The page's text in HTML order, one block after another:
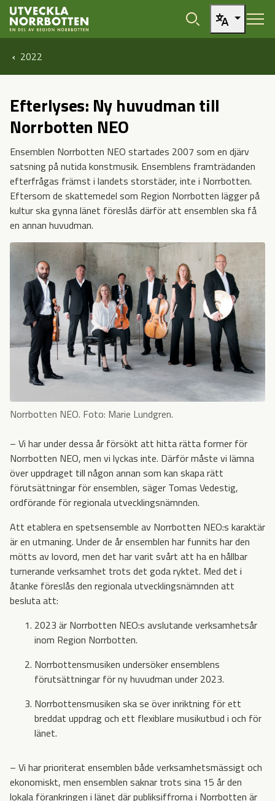
Öppna sidans huvudnavigering
Hoppa till sidans innehåll
2022
Efterlyses: Ny huvudman till
Norrbotten NEO
Ensemblen Norrbotten NEO startades 2007 som en djärv
satsning på nutida konstmusik. Ensemblens framträdanden
efterfrågas främst i landets storstäder, inte i Norrbotten.
Eftersom de skattemedel som Region Norrbotten lägger på
kultur ska gynna länet föreslås därför att ensemblen ska få
en annan huvudman.
Norrbotten NEO. Foto: Marie Lundgren.
– Vi har under dessa år försökt att hitta rätta former för
Norrbotten NEO, men vi lyckas inte. Därför måste vi lämna
över uppdraget till någon annan som kan skapa rätt
förutsättningar för ensemblen, säger Tomas Vedestig,
ordförande för regionala utvecklingsnämnden.
Att etablera en spetsensemble av Norrbotten NEO:s karaktär
är en utmaning. Under de år ensemblen har funnits har den
mötts av lovord, men det har varit svårt att ha en hållbar
turnerande verksamhet trots det goda ryktet. Med det i
åtanke föreslås den regionala utvecklingsnämnden att
besluta att:
2023 är Norrbotten NEO:s avslutande verksamhetsår
inom Region Norrbotten.
Norrbottensmusiken undersöker ensemblens
förutsättningar för ny huvudman under 2023.
Norrbottensmusiken ska se över inriktning för ett
breddat uppdrag och ett flexiblare musikutbud i och för
länet.
– Vi har prioriterat ensemblen både verksamhetsmässigt och
ekonomiskt, men ensemblen saknar trots sina 15 år den
lokala förankringen i länet där publiksiffrorna i Norrbotten är